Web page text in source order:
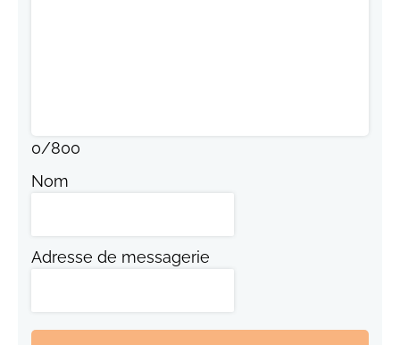
0/800
Nom
Adresse de messagerie